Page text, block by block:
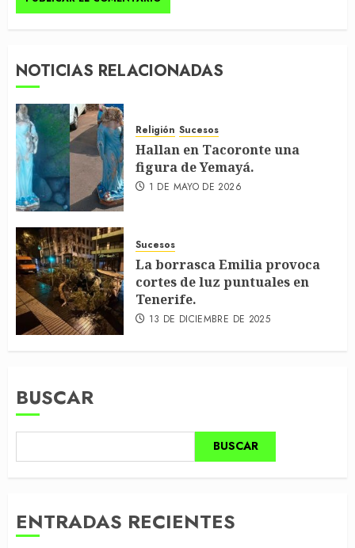
NOTICIAS RELACIONADAS
Religión Sucesos
Hallan en Tacoronte una
figura de Yemayá.
1 DE MAYO DE 2026
Sucesos
La borrasca Emilia provoca
cortes de luz puntuales en
Tenerife.
13 DE DICIEMBRE DE 2025
BUSCAR
BUSCAR
ENTRADAS RECIENTES